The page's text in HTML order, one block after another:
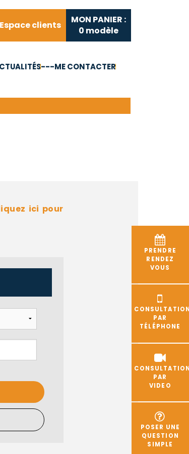
Espace clients
MON PANIER :
0 modèle
---ME CONTACTER
PRENDRE
RENDEZ
VOUS
PAR
TÉLÉPHONE
PAR
VIDEO
POSER UNE
QUESTION
SIMPLE
ici pour